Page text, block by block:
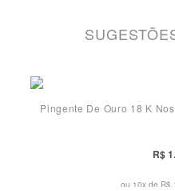
Pingente De Ouro 18 K
R$
ou 10x de R$